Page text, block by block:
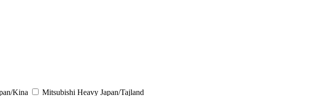
Kina Mitsubishi Heavy Japan/Tajland